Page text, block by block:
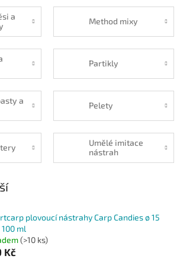
a
Method mixy
Partikly
a
Pelety
Umělé imitace
nástrah
plovoucí nástrahy Carp Candies ø 15
ml
(>10 ks)
Kč